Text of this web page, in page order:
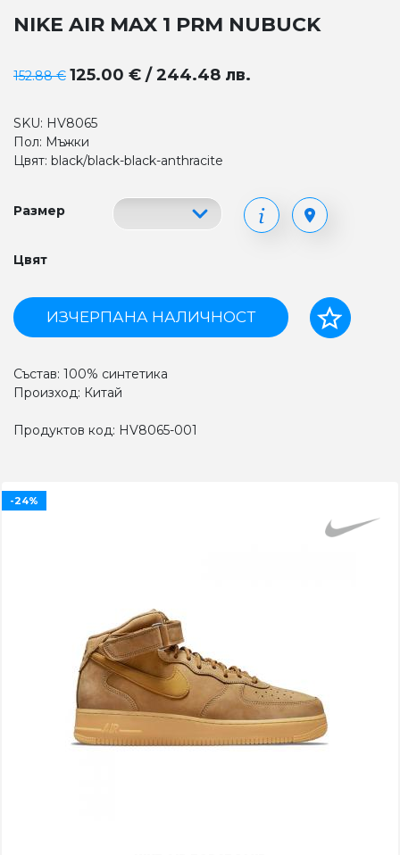
NIKE AIR MAX 1 PRM NUBUCK
152.88 € 125.00 € / 244.48 лв.
SKU: HV8065
Пол: Мъжки
Цвят: black/black-black-anthracite
Размер
Цвят
ИЗЧЕРПАНА НАЛИЧНОСТ
Състав: 100% синтетика
Произход: Китай
Продуктов код: HV8065-001
-24%